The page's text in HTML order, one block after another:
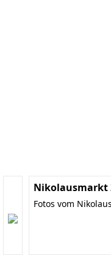
Nikolausmarkt
Fotos vom